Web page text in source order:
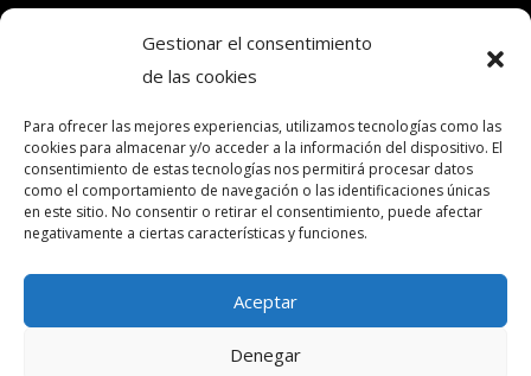
Gestionar el consentimiento
de las cookies
Para ofrecer las mejores experiencias, utilizamos tecnologías como las
cookies para almacenar y/o acceder a la información del dispositivo. El
consentimiento de estas tecnologías nos permitirá procesar datos
como el comportamiento de navegación o las identificaciones únicas
en este sitio. No consentir o retirar el consentimiento, puede afectar
negativamente a ciertas características y funciones.
Aceptar
Denegar
Copyright © 2024. Todos los derechos
reservados.Frecuencia Murcia Económica.
intereconomia@frecuenciamurcia.es
Política de privacidad
Política de cookies (UE)
Contactar